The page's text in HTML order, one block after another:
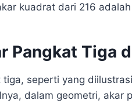
kuadrat dari 216
Pangkat Tiga
tiga, seperti yang
dalam geometri, akar